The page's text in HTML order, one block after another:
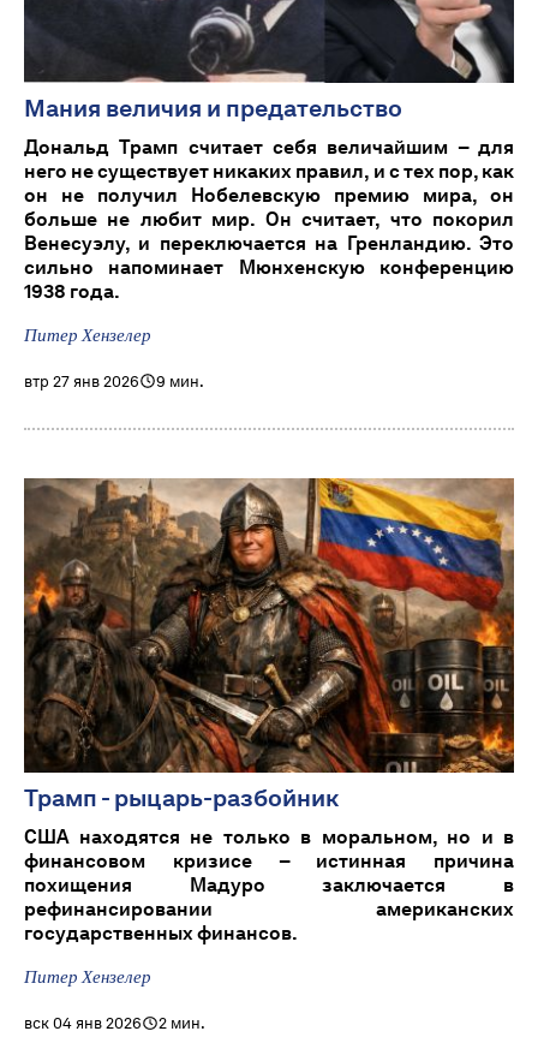
Мания величия и предательство
Дональд Трамп считает себя величайшим – для
него не существует никаких правил, и с тех пор, как
он не получил Нобелевскую премию мира, он
больше не любит мир. Он считает, что покорил
Венесуэлу, и переключается на Гренландию. Это
сильно напоминает Мюнхенскую конференцию
1938 года.
Питер Хензелер
втр 27 янв 2026 9 мин.
Трамп - рыцарь-разбойник
США находятся не только в моральном, но и в
финансовом кризисе – истинная причина
похищения Мадуро заключается в
рефинансировании американских
государственных финансов.
Питер Хензелер
вск 04 янв 2026 2 мин.